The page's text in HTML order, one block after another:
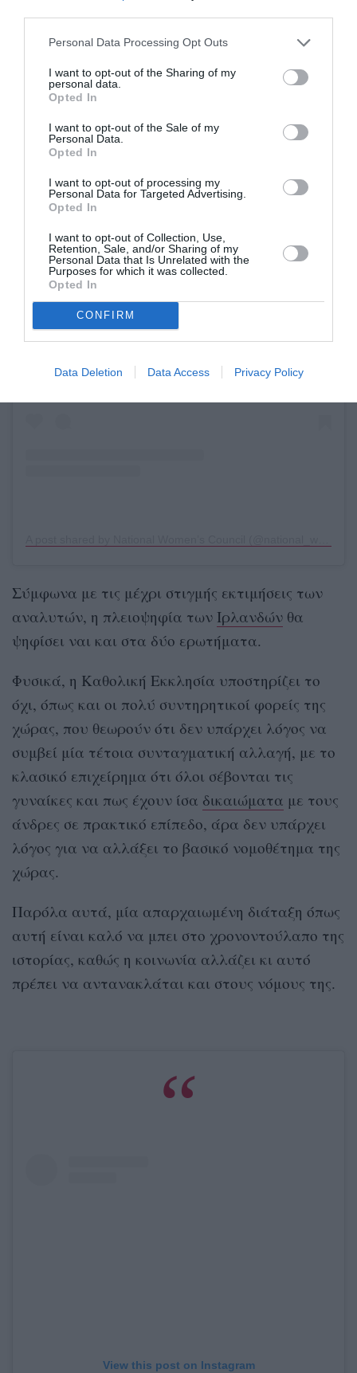
Personal Data Processing Opt Outs
I want to opt-out of the Sharing of my
personal data.
Opted In
I want to opt-out of the Sale of my
Personal Data.
Opted In
I want to opt-out of processing my
Personal Data for Targeted Advertising.
Opted In
I want to opt-out of Collection, Use,
Retention, Sale, and/or Sharing of my
Personal Data that Is Unrelated with the
Purposes for which it was collected.
Opted In
CONFIRM
Data Deletion Data Access Privacy Policy
Σύμφωνα με τις μέχρι στιγμής εκτιμήσεις των
αναλυτών, η πλειοψηφία των Ιρλανδών θα
ψηφίσει ναι και στα δύο ερωτήματα.
Φυσικά, η Καθολική Εκκλησία υποστηρίζει το
όχι, όπως και οι πολύ συντηρητικοί φορείς της
χώρας, που θεωρούν ότι δεν υπάρχει λόγος να
συμβεί μία τέτοια συνταγματική αλλαγή, με το
κλασικό επιχείρημα ότι όλοι σέβονται τις
γυναίκες και πως έχουν ίσα δικαιώματα με τους
άνδρες σε πρακτικό επίπεδο, άρα δεν υπάρχει
λόγος για να αλλάξει το βασικό νομοθέτημα της
χώρας.
Παρόλα αυτά, μία απαρχαιωμένη διάταξη όπως
αυτή είναι καλό να μπει στο χρονοντούλαπο της
ιστορίας, καθώς η κοινωνία αλλάζει κι αυτό
πρέπει να αντανακλάται και στους νόμους της.
View this post on Instagram